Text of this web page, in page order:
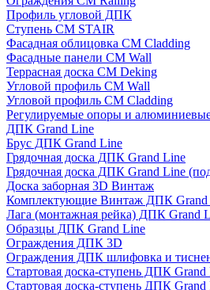
Профиль угловой ДПК
Ступень CM STAIR
Фасадная облицовка CM Cladding
Фасадные панели CM Wall
Террасная доска CM Deking
Угловой профиль CM Wall
Угловой профиль CM Cladding
Регулируемые опоры и
ДПК Grand Line
Брус ДПК Grand Line
Грядочная доска ДПК Grand Line
Грядочная доска ДПК Grand Line
Доска заборная 3D Винтаж
Комплектующие Винтаж ДПК Grand
Лага (монтажная рейка) ДПК Grand
Образцы ДПК Grand Line
Ограждения ДПК 3D
Ограждения ДПК шлифовка и
Стартовая доска-ступень ДПК
Стартовая доска-ступень ДПК